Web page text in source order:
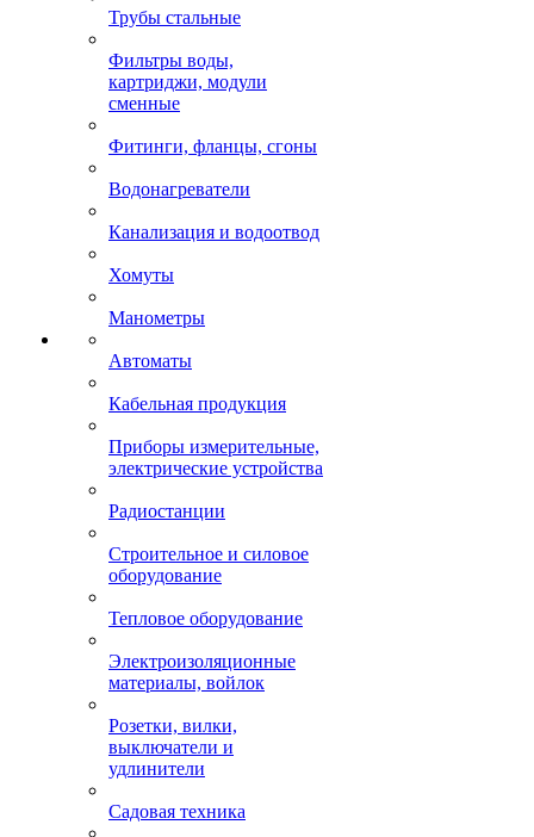
Трубы стальные
Фильтры воды,
картриджи, модули
сменные
Фитинги, фланцы, сгоны
Водонагреватели
Канализация и водоотвод
Хомуты
Манометры
Автоматы
Кабельная продукция
Приборы измерительные,
электрические устройства
Радиостанции
Строительное и силовое
оборудование
Тепловое оборудование
Электроизоляционные
материалы, войлок
Розетки, вилки,
выключатели и
удлинители
Садовая техника